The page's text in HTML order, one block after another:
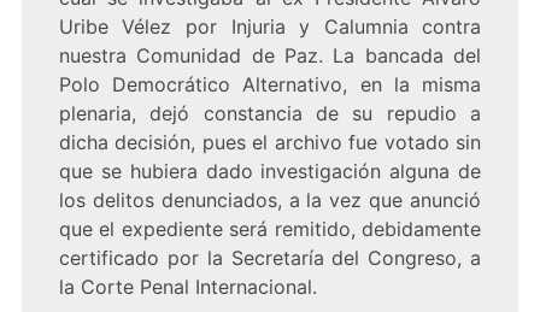
Uribe Vélez por Injuria y Calumnia contra
nuestra Comunidad de Paz. La bancada del
Polo Democrático Alternativo, en la misma
plenaria, dejó constancia de su repudio a
dicha decisión, pues el archivo fue votado sin
que se hubiera dado investigación alguna de
los delitos denunciados, a la vez que anunció
que el expediente será remitido, debidamente
certificado por la Secretaría del Congreso, a
la Corte Penal Internacional.